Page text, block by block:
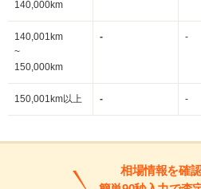
140,000km
140,001km
~
150,000km
- -
150,001km以上 - -
相場情報を確